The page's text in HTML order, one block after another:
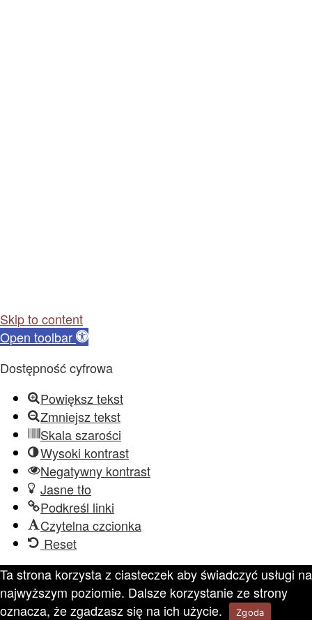
Skip to content
Open toolbar
Dostępność cyfrowa
Powiększ tekst
Zmniejsz tekst
Skala szarości
Wysoki kontrast
Negatywny kontrast
Jasne tło
Podkreśl linki
Czytelna czcionka
Reset
Ta strona korzysta z ciasteczek aby świadczyć usługi na
najwyższym poziomie. Dalsze korzystanie ze strony
oznacza, że zgadzasz się na ich użycie.
Zgoda